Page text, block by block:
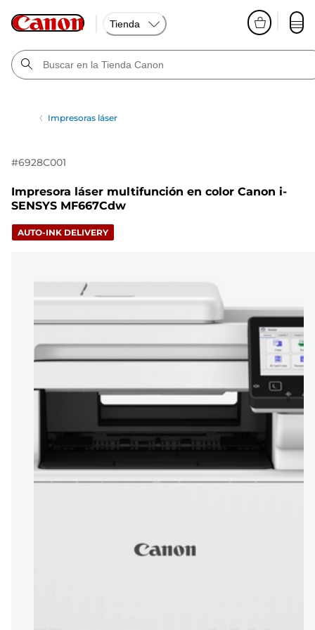
Tienda
Impresoras láser
#6928C001
Impresora láser multifunción en color Canon i-
SENSYS MF667Cdw
AUTO-INK DELIVERY